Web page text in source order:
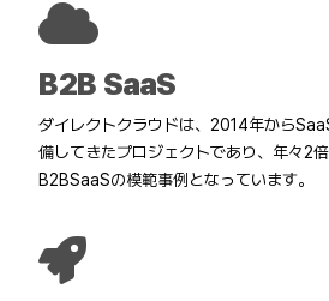
B2B SaaS
ダイレクトクラウドは、2014年から
備してきたプロジェクトであり、年々2倍
B2BSaaSの模範事例となっています。